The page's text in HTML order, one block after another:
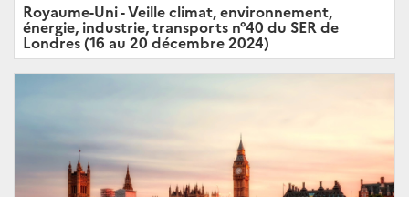
Royaume-Uni - Veille climat, environnement,
énergie, industrie, transports n°40 du SER de
Londres (16 au 20 décembre 2024)